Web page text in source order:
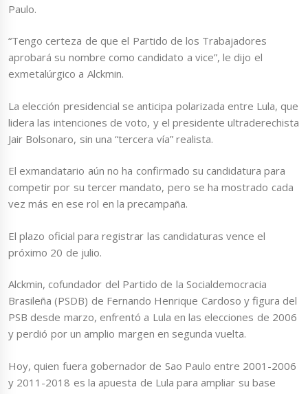
Paulo.
“Tengo certeza de que el Partido de los Trabajadores
aprobará su nombre como candidato a vice”, le dijo el
exmetalúrgico a Alckmin.
La elección presidencial se anticipa polarizada entre Lula, que
lidera las intenciones de voto, y el presidente ultraderechista
Jair Bolsonaro, sin una “tercera vía” realista.
El exmandatario aún no ha confirmado su candidatura para
competir por su tercer mandato, pero se ha mostrado cada
vez más en ese rol en la precampaña.
El plazo oficial para registrar las candidaturas vence el
próximo 20 de julio.
Alckmin, cofundador del Partido de la Socialdemocracia
Brasileña (PSDB) de Fernando Henrique Cardoso y figura del
PSB desde marzo, enfrentó a Lula en las elecciones de 2006
y perdió por un amplio margen en segunda vuelta.
Hoy, quien fuera gobernador de Sao Paulo entre 2001-2006
y 2011-2018 es la apuesta de Lula para ampliar su base